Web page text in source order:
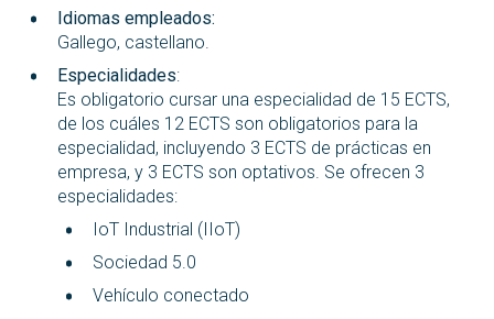
Idiomas empleados:
Gallego, castellano.
Especialidades:
Es obligatorio cursar una especialidad de 15 ECTS,
de los cuáles 12 ECTS son obligatorios para la
especialidad, incluyendo 3 ECTS de prácticas en
empresa, y 3 ECTS son optativos. Se ofrecen 3
especialidades:
IoT Industrial (IIoT)
Sociedad 5.0
Vehículo conectado